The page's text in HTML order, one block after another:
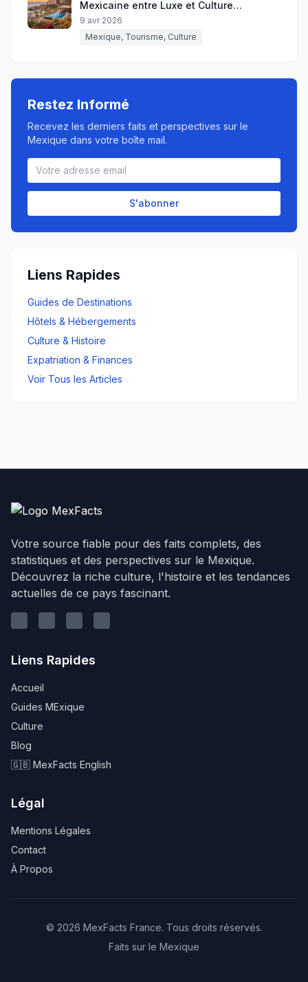
Mexicaine entre Luxe et Culture
Authentique
9 avr 2026
Mexique, Tourisme, Culture
Restez Informé
Recevez les derniers faits et perspectives sur le
Mexique dans votre boîte mail.
S'abonner
Liens Rapides
Guides de Destinations
Hôtels & Hébergements
Culture & Histoire
Expatriation & Finances
Voir Tous les Articles
Votre source fiable pour des faits complets, des
statistiques et des perspectives sur le Mexique.
Découvrez la riche culture, l'histoire et les tendances
actuelles de ce pays fascinant.
Liens Rapides
Accueil
Guides MExique
Culture
Blog
🇬🇧 MexFacts English
Légal
Mentions Légales
Contact
À Propos
© 2026 MexFacts France. Tous droits réservés.
Faits sur le Mexique